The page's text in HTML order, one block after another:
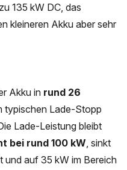
135 kW DC, das
kleineren Akku aber sehr
Akku in rund 26
typischen Lade-Stopp
Lade-Leistung bleibt
bei rund 100 kW, sinkt
auf 35 kW im Bereich